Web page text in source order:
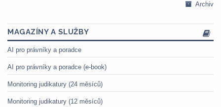
Archiv
MAGAZÍNY A SLUŽBY
AI pro právníky a poradce
AI pro právníky a poradce (e-book)
Monitoring judikatury (24 měsíců)
Monitoring judikatury (12 měsíců)